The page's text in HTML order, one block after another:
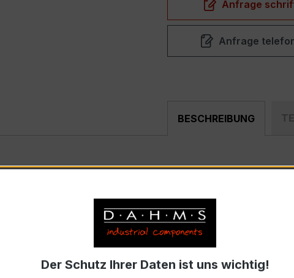
Anfrage
Anfrage
BESCHREIBUNG
hochpräziser Verrechnungsstromwandler der
industriellen Mess- und Überwachungssystemen
150 A pro Phase, Sekundärnennstrom 5 A)
Der Schutz Ihrer Daten ist uns wichtig!